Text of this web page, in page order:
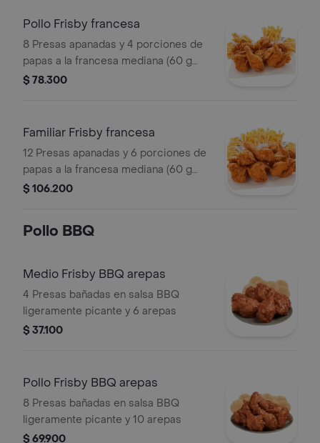
Pollo Frisby francesa
8 Presas apanadas y 4 porciones de
papas a la francesa mediana (60 g
und)
$ 78.300
Familiar Frisby francesa
12 Presas apanadas y 6 porciones de
papas a la francesa mediana (60 g
und)
$ 106.200
Pollo BBQ
Medio Frisby BBQ arepas
4 Presas bañadas en salsa BBQ
ligeramente picante y 6 arepas
$ 37.100
Pollo Frisby BBQ arepas
8 Presas bañadas en salsa BBQ
ligeramente picante y 10 arepas
$ 69.900